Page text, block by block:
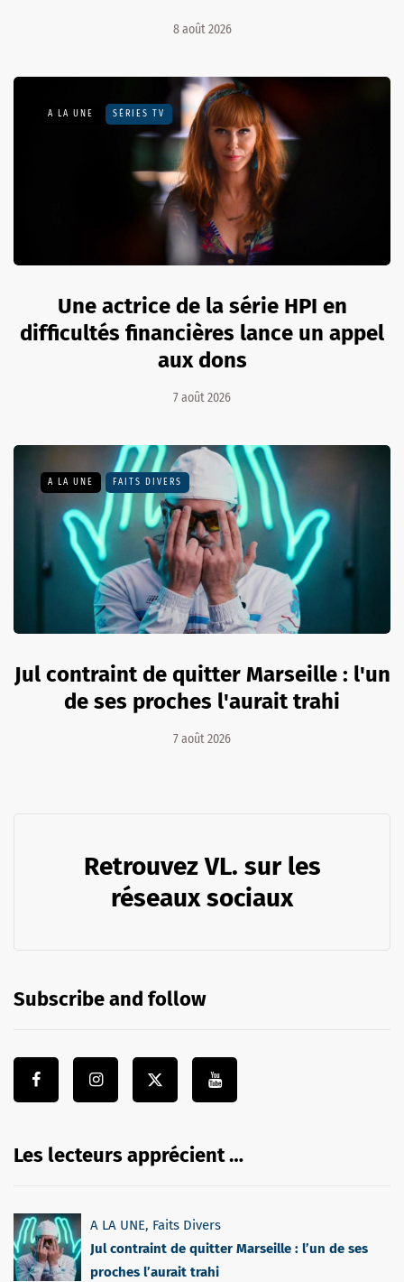
8 août 2026
A LA UNE SÉRIES TV
Une actrice de la série HPI en
difficultés financières lance un appel
aux dons
7 août 2026
A LA UNE FAITS DIVERS
Jul contraint de quitter Marseille : l'un
de ses proches l'aurait trahi
7 août 2026
Retrouvez VL. sur les
réseaux sociaux
Subscribe and follow
Les lecteurs apprécient …
A LA UNE, Faits Divers
Jul contraint de quitter Marseille : l’un de ses
proches l’aurait trahi